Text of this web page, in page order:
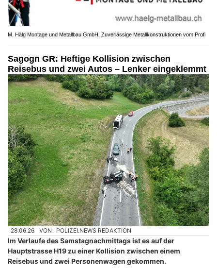
M. Hälg Montage und Metallbau GmbH: Zuverlässige Metallkonstruktionen vom Profi
Sagogn GR: Heftige Kollision zwischen
Reisebus und zwei Autos – Lenker eingeklemmt
28.06.26 VON POLIZEI.NEWS REDAKTION
Im Verlaufe des Samstagnachmittags ist es auf der
Hauptstrasse H19 zu einer Kollision zwischen einem
Reisebus und zwei Personenwagen gekommen.